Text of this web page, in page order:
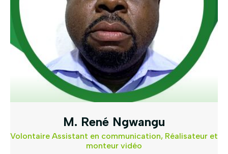
M. René Ngwangu
Volontaire Assistant en communication, Réalisateur et
monteur vidéo